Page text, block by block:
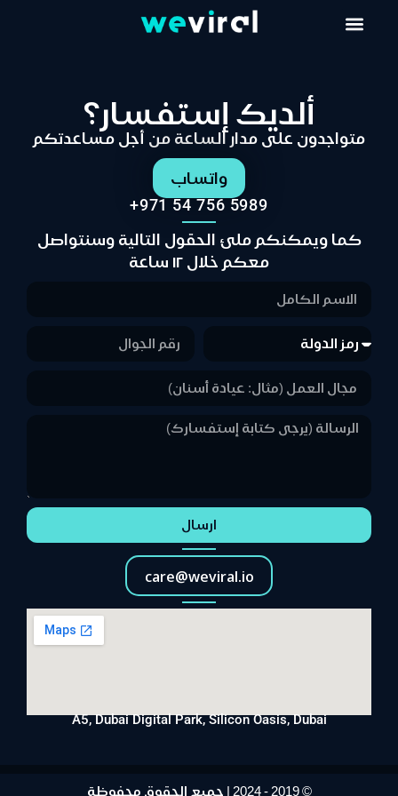
ألديك إستفسار؟
متواجدون على مدار الساعة من أجل مساعدتكم
واتساب
+971 54 756 5989
كما ويمكنكم ملئ الحقول التالية وسنتواصل
معكم خلال ١٢ ساعة
ارسال
care@weviral.io
A5, Dubai Digital Park, Silicon Oasis, Dubai
© 2019 - 2024 | جميع الحقوق محفوظة